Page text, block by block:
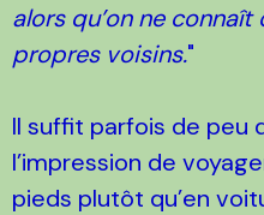
alors qu’on ne
propres voisins."
Il suffit parfois de peu
l’impression de
pieds plutôt qu’en